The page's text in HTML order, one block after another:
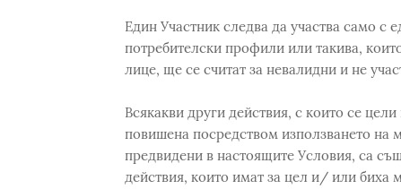
Един Участник следва да участва само
потребителски профили или такива,
лице, ще се считат за невалидни и не
Всякакви други действия, с които се
повишена посредством използването на
предвидени в настоящите Условия, са
действия, които имат за цел и/ или биха